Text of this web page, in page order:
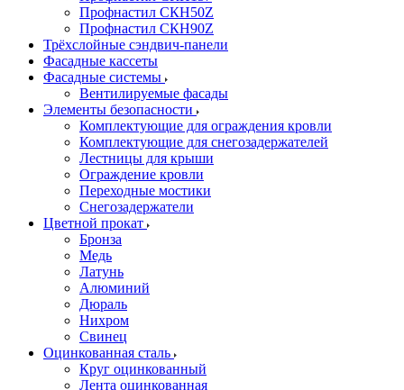
Профнастил СКН50Z
Профнастил СКН90Z
Трёхслойные сэндвич-панели
Фасадные кассеты
Фасадные системы
Вентилируемые фасады
Элементы безопасности
Комплектующие для ограждения кровли
Комплектующие для снегозадержателей
Лестницы для крыши
Ограждение кровли
Переходные мостики
Снегозадержатели
Цветной прокат
Бронза
Медь
Латунь
Алюминий
Дюраль
Нихром
Свинец
Оцинкованная сталь
Круг оцинкованный
Лента оцинкованная